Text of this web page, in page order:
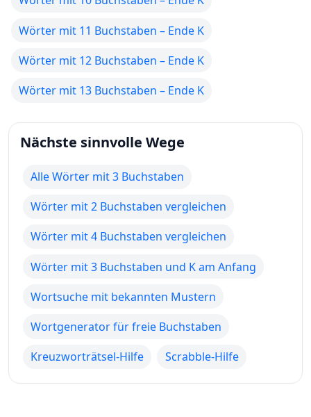
Wörter mit 11 Buchstaben – Ende K
Wörter mit 12 Buchstaben – Ende K
Wörter mit 13 Buchstaben – Ende K
Nächste sinnvolle Wege
Alle Wörter mit 3 Buchstaben
Wörter mit 2 Buchstaben vergleichen
Wörter mit 4 Buchstaben vergleichen
Wörter mit 3 Buchstaben und K am Anfang
Wortsuche mit bekannten Mustern
Wortgenerator für freie Buchstaben
Kreuzworträtsel-Hilfe
Scrabble-Hilfe